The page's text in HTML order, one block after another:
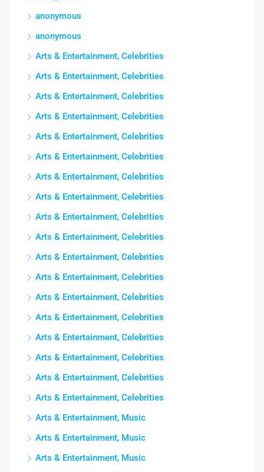
anonymous
anonymous
Arts & Entertainment, Celebrities
Arts & Entertainment, Celebrities
Arts & Entertainment, Celebrities
Arts & Entertainment, Celebrities
Arts & Entertainment, Celebrities
Arts & Entertainment, Celebrities
Arts & Entertainment, Celebrities
Arts & Entertainment, Celebrities
Arts & Entertainment, Celebrities
Arts & Entertainment, Celebrities
Arts & Entertainment, Celebrities
Arts & Entertainment, Celebrities
Arts & Entertainment, Celebrities
Arts & Entertainment, Celebrities
Arts & Entertainment, Celebrities
Arts & Entertainment, Celebrities
Arts & Entertainment, Celebrities
Arts & Entertainment, Celebrities
Arts & Entertainment, Music
Arts & Entertainment, Music
Arts & Entertainment, Music